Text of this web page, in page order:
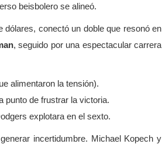
beisbolero se alineó.
dólares, conectó un doble que resonó en
, seguido por una espectacular carrera
alimentaron la tensión).
punto de frustrar la victoria.
explotara en el sexto.
incertidumbre. Michael Kopech y